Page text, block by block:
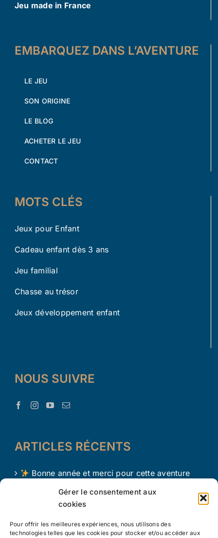
Gérer le consentement aux
cookies
Pour offrir les meilleures expériences, nous utilisons des
technologies telles que les cookies pour stocker et/ou accéder aux
Jeu made in France
EMBARQUEZ DANS L’AVENTURE
LE JEU
SON ORIGINE
LE BLOG
ACHETER LE JEU
CONTACT
MOTS CLÉS
Jeux pour Enfant
Cadeau enfant dès 3 ans
Jeu familial
Chasse au trésor
Jeux développement enfant
NOUS SUIVRE
ARTICLES RÉCENTS
Bonne année et merci pour cette aventure
avec Le Trésor d’Aaron !
Le Trésor d Aaron en 2024 !
L’apprentissage par le jeu chez les tout petits